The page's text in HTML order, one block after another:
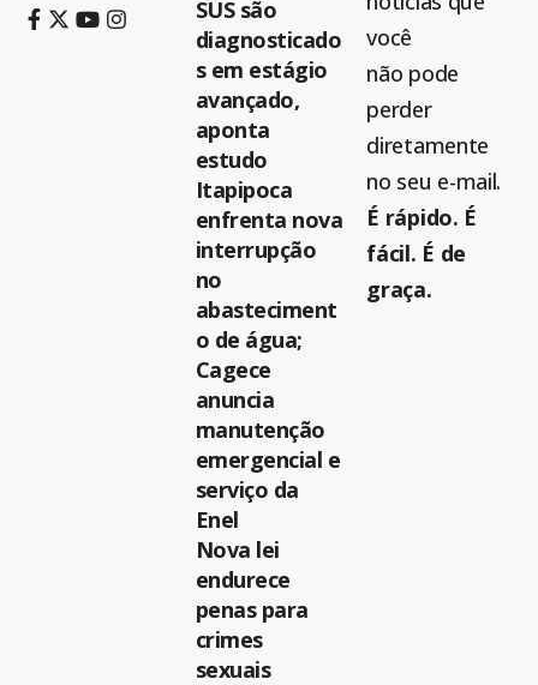
SUS são
diagnosticado
s em estágio
avançado,
aponta
estudo
Itapipoca
enfrenta nova
interrupção
no
abasteciment
o de água;
Cagece
anuncia
manutenção
emergencial e
serviço da
Enel
Nova lei
endurece
penas para
crimes
sexuais
você
não pode
perder
diretamente
no seu e-mail.
É rápido. É
fácil. É de
graça.